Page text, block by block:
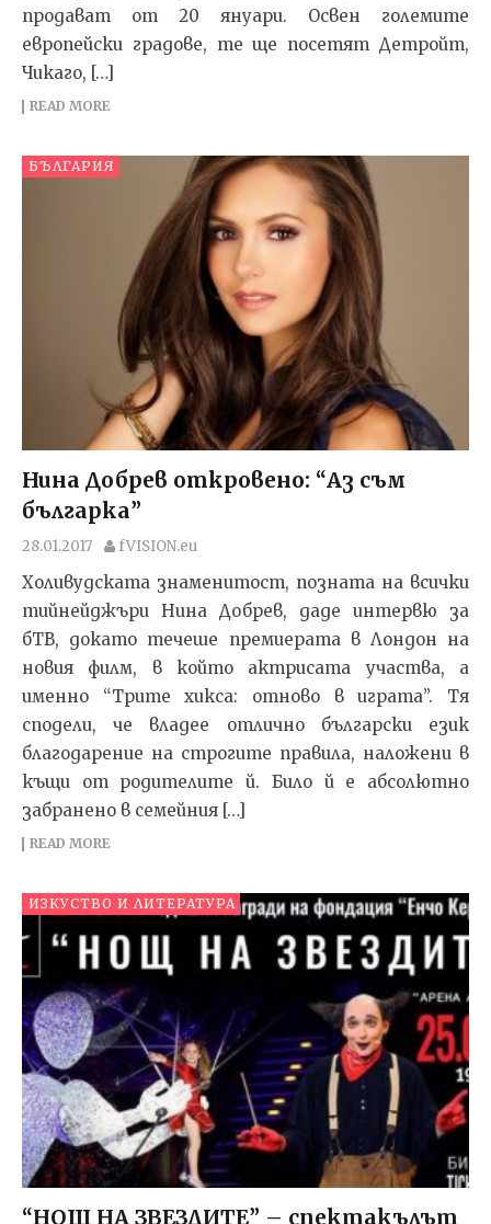
продават от 20 януари. Освен големите
европейски градове, те ще посетят Детройт,
Чикаго, […]
READ MORE
БЪЛГАРИЯ
Нина Добрев откровено: “Аз съм
българка”
28.01.2017 fVISION.eu
Холивудската знаменитост, позната на всички
тийнейджъри Нина Добрев, даде интервю за
бТВ, докато течеше премиерата в Лондон на
новия филм, в който актрисата участва, а
именно “Трите хикса: отново в играта”. Тя
сподели, че владее отлично български език
благодарение на строгите правила, наложени в
къщи от родителите й. Било й е абсолютно
забранено в семейния […]
READ MORE
ИЗКУСТВО И ЛИТЕРАТУРА
“НОЩ НА ЗВЕЗДИТЕ” – спектакълът